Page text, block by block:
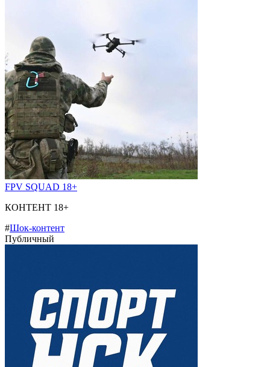
FPV SQUAD 18+
КОНТЕНТ 18+
#Шок-контент
Публичный